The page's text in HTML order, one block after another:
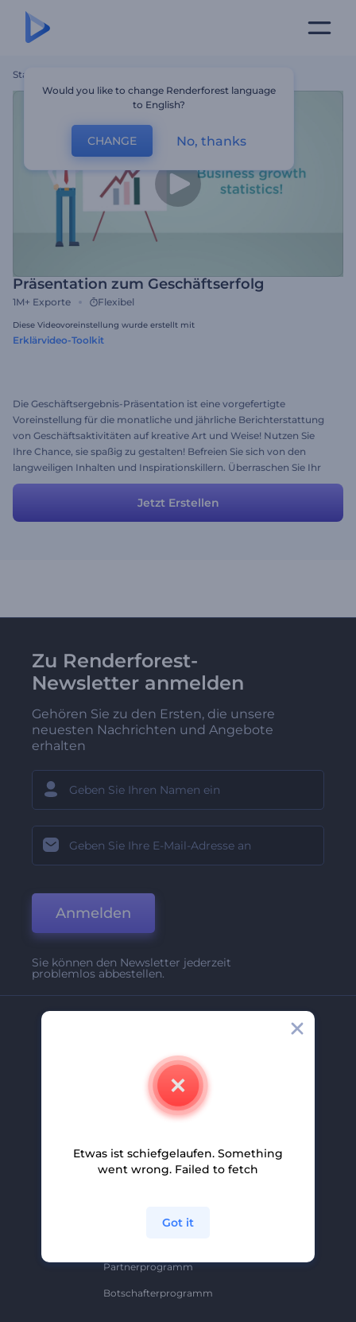
Startseite
Präsentation zum Geschäftserfolg
1M+ Exporte Flexibel
Diese Videovoreinstellung wurde erstellt mit
Erklärvideo-Toolkit
Die Geschäftsergebnis-Präsentation ist eine vorgefertigte
Voreinstellung für die monatliche und jährliche Berichterstattung
von Geschäftsaktivitäten auf kreative Art und Weise! Nutzen Sie
Ihre Chance, sie spaßig zu gestalten! Befreien Sie sich von den
langweiligen Inhalten und Inspirationskillern. Überraschen Sie Ihr
Publikum und erstellen Sie mit Hilfe unseres hochfunktionellen
Erklärvideo-Toolkits ein faszinierendes Video.
Jetzt Erstellen
Zu Renderforest-
Newsletter anmelden
Gehören Sie zu den Ersten, die unsere
neuesten Nachrichten und Angebote
erhalten
Anmelden
Sie können den Newsletter jederzeit
problemlos abbestellen.
Partnerprogramm
Partnerprogramm
Botschafterprogramm
Would you like to change Renderforest language
to English?
CHANGE No, thanks
Etwas ist schiefgelaufen. Something
went wrong. Failed to fetch
Got it